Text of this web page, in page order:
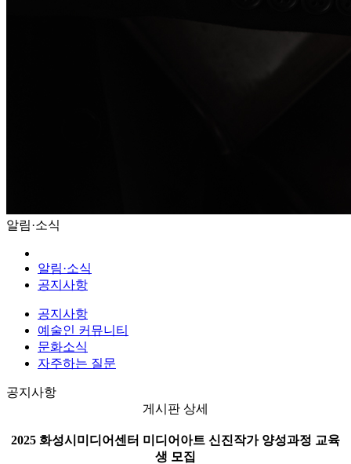
알림·소식
알림·소식
공지사항
공지사항
예술인 커뮤니티
문화소식
자주하는 질문
공지사항
게시판 상세
2025 화성시미디어센터 미디어아트 신진작가 양성과정 교육
생 모집